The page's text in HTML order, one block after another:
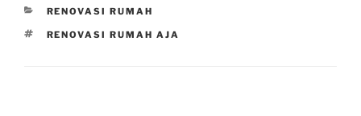
CATEGORIES
RENOVASI RUMAH
TAGS
RENOVASI RUMAH AJA